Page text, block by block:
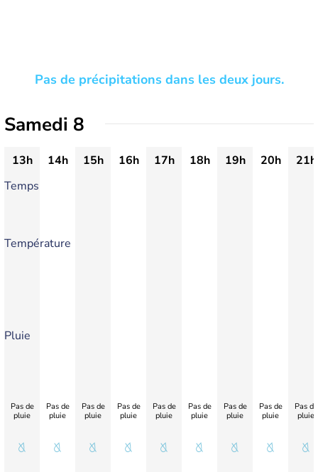
Pas de précipitations dans les deux jours.
Samedi 8
13h 14h 15h 16h 17h 18h 19h 20h
21h
Temps
Température
Pluie
Pas de
pluie
Pas de
pluie
Pas de
pluie
Pas de
pluie
Pas de
pluie
Pas de
pluie
Pas de
pluie
Pas de
pluie
Pas de
pluie